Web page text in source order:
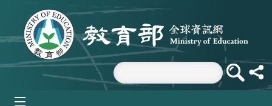
跳到主要內容區塊